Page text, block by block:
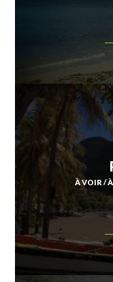
À VOIR /